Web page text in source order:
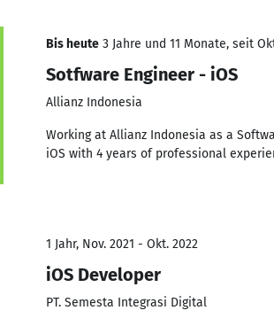
Bis heute 3 Jahre und 11 Monate, seit
Sotfware Engineer - iOS
Allianz Indonesia
Working at Allianz Indonesia as a
iOS with 4 years of professional
1 Jahr, Nov. 2021 - Okt. 2022
iOS Developer
PT. Semesta Integrasi Digital